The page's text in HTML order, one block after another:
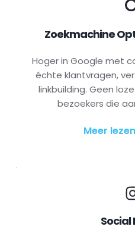
Zoekmachine
Hoger in Google met
échte klantvragen,
linkbuilding. Geen
bezoekers die
Meer
Social